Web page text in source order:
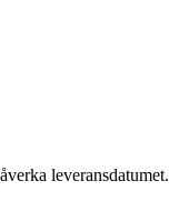
leveransdatumet.